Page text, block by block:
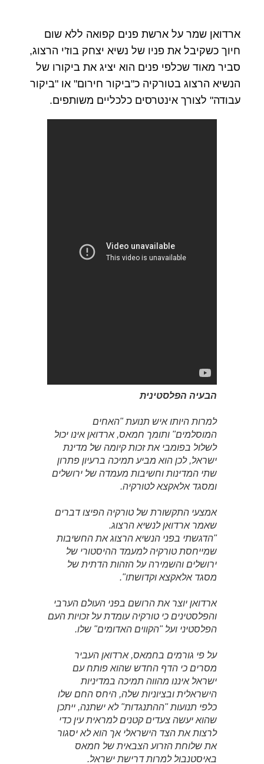
ארדואן שמר על ארשת פנים קפואה ללא שום
חיוך כשקיבל את פניו של נשיא יצחק בוז'י הרצוג,
סביר מאוד שכלפי פנים הוא יציג את ביקורו של
הנשיא הרצוג בטורקיה כ"ביקור חירום" או "ביקור
עבודה" לצורך אינטרסים כלכליים משותפים.
הבעיה הפלסטינית
למרות היותו איש תנועת "האחים
המוסלמים" ותומך חמאס, ארדואן אינו יכול
לשלול בפומבי את זכות קיומה של מדינת
ישראל, לכן הוא מביע תמיכה ברעיון פתרון
שתי המדינות וחשיבות מעמדה של ירושלים
ומסגד אלאקצא לטורקיה.
אמצעי התקשורת של טורקיה הפיצו דברים
שאמר ארדואן לנשיא הרצוג.
"הדגשתי בפני הנשיא הרצוג את החשיבות
שמייחסת טורקיה למעמד ההיסטורי של
ירושלים והשמירה על הזהות הדתית של
מסגד אלאקצא וקדושתו".
ארדואן יוצר את הרושם בפני העולם הערבי
והפלסטינים כי טורקיה עומדת על זכויות העם
הפלסטיני ועל "הקווים האדומים" שלו.
על פי גורמים בחמאס, ארדואן העביר
מסרים כי הדף החדש שהוא פותח עם
ישראל איננו מהווה תמיכה במדיניות
הישראלית ובציוניות שלה, היחס החם שלו
כלפי תנועות "ההתנגדות" לא ישתנה, ייתכן
שהוא יעשה צעדים קטנים למראית עין כדי
לרצות את הצד הישראלי אך הוא לא יסגור
את שלוחת הזרוע הצבאית של חמאס
באיסטנבול למרות דרישת ישראל.